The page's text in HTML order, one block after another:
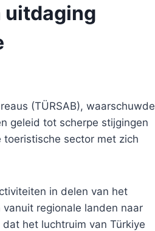
uitdaging
(TÜRSAB), waarschuwde
geleid tot scherpe stijgingen
sector met zich
in delen van het
regionale landen naar
het luchtruim van Türkiye